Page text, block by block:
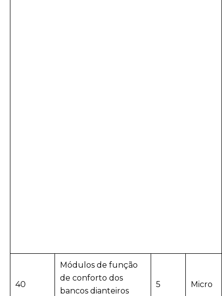
40
Módulos de função
de conforto dos
bancos dianteiros
5 Micro